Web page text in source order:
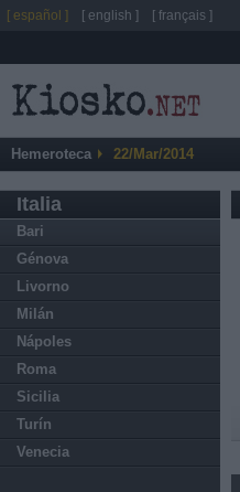
Hemeroteca 22/Mar/2014
Italia
Bari
Génova
Livorno
Milán
Nápoles
Roma
Sicilia
Turín
Venecia
[ español ] [ english ] [ français ]